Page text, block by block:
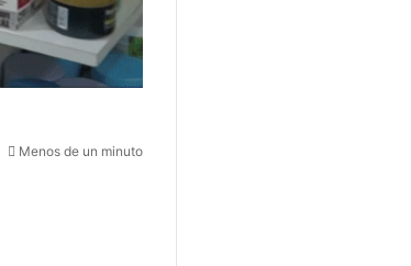
Menos de un minuto